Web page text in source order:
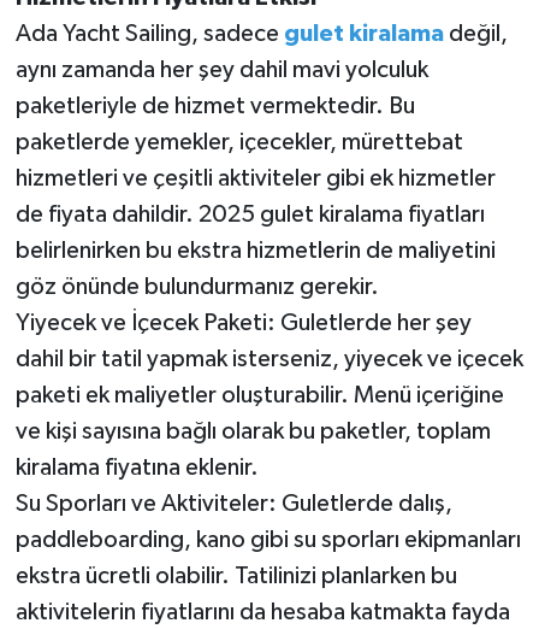
Ada Yacht Sailing, sadece gulet kiralamadeğil,
aynı zamanda her şey dahil mavi yolculuk
paketleriyle de hizmet vermektedir. Bu
paketlerde yemekler, içecekler, mürettebat
hizmetleri ve çeşitli aktiviteler gibi ek hizmetler
de fiyata dahildir. 2025 gulet kiralama fiyatları
belirlenirken bu ekstra hizmetlerin de maliyetini
göz önünde bulundurmanız gerekir.
Yiyecek ve İçecek Paketi: Guletlerde her şey
dahil bir tatil yapmak isterseniz, yiyecek ve içecek
paketi ek maliyetler oluşturabilir. Menü içeriğine
ve kişi sayısına bağlı olarak bu paketler, toplam
kiralama fiyatına eklenir.
Su Sporları ve Aktiviteler: Guletlerde dalış,
paddleboarding, kano gibi su sporları ekipmanları
ekstra ücretli olabilir. Tatilinizi planlarken bu
aktivitelerin fiyatlarını da hesaba katmakta fayda